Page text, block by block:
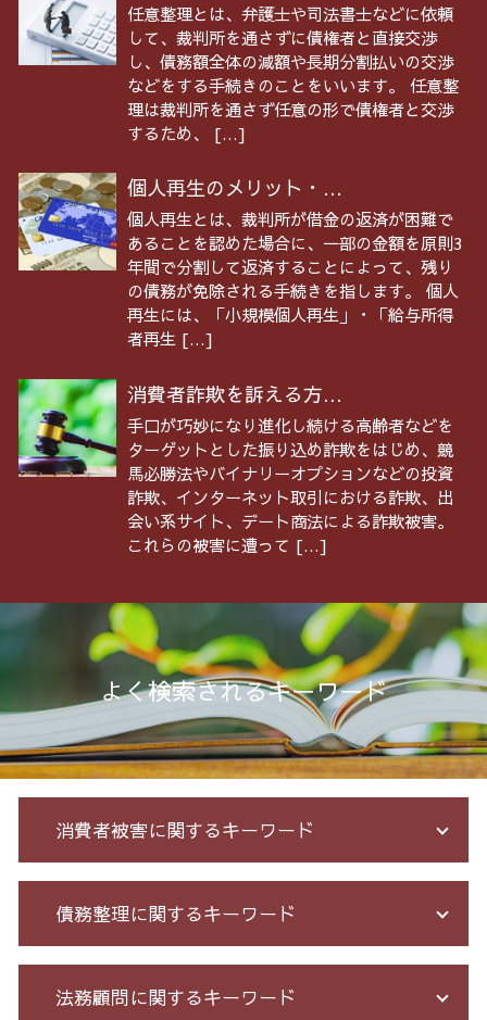
任意整理とは、弁護士や司法書士などに依頼
して、裁判所を通さずに債権者と直接交渉
し、債務額全体の減額や長期分割払いの交渉
などをする手続きのことをいいます。 任意整
理は裁判所を通さず任意の形で債権者と交渉
するため、 […]
個人再生のメリット・...
個人再生とは、裁判所が借金の返済が困難で
あることを認めた場合に、一部の金額を原則3
年間で分割して返済することによって、残り
の債務が免除される手続きを指します。 個人
再生には、「小規模個人再生」・「給与所得
者再生 […]
消費者詐欺を訴える方...
手口が巧妙になり進化し続ける高齢者などを
ターゲットとした振り込め詐欺をはじめ、競
馬必勝法やバイナリーオプションなどの投資
詐欺、インターネット取引における詐欺、出
会い系サイト、デート商法による詐欺被害。
これらの被害に遭って […]
よく検索されるキーワード
消費者被害に関するキーワード
詐欺 被害者 返金
詐欺 返金されない
競馬 ソフト 詐欺 手口
債務整理に関するキーワード
破産 保証人
法務顧問に関するキーワード